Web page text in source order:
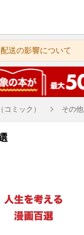
送の影響について
コミック） その他